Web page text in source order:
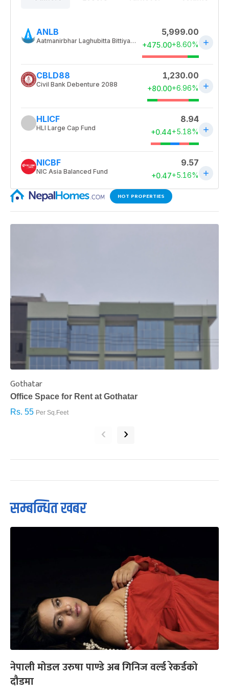
HOT PROPERTIES
Gothatar
Office Space for Rent at Gothatar
Rs. 55 Per Sq.Feet
‹ ›
सम्बन्धित खबर
नेपाली मोडल उरुषा पाण्डे अब गिनिज वर्ल्ड रेकर्डको
दौडमा